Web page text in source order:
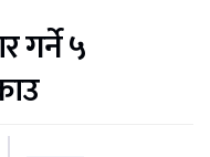
गर्ने ५